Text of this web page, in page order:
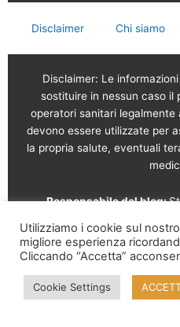
Disclaimer Chi siamo
Disclaimer: Le
sostituire in nessun caso il
operatori sanitari legalmente
devono essere utilizzate per
la propria salute, eventuali
Responsabile del blog:
Vendita online a cura di:
Lattuada, 16 – 20135 Milano
09995210961 –
Utilizziamo i cookie sul
migliore esperienza
Cliccando “Accetta”
Cookie Settings